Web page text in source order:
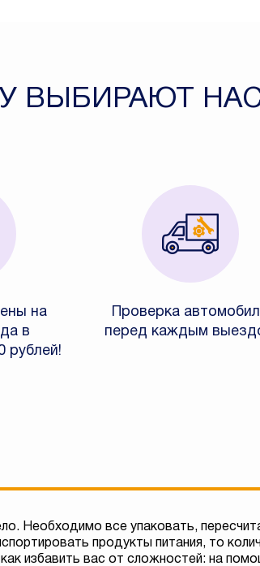
ВЫБИРАЮТ
на
в
рублей!
Проверка
перед каждым
Необходимо все упаковать,
продукты питания, то
избавить вас от сложностей: на